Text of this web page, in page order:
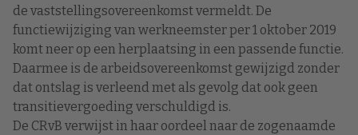
de vaststellingsovereenkomst vermeldt. De
functiewijziging van werkneemster per 1 oktober 2019
komt neer op een herplaatsing in een passende functie.
Daarmee is de arbeidsovereenkomst gewijzigd zonder
dat ontslag is verleend met als gevolg dat ook geen
transitievergoeding verschuldigd is.
De CRvB verwijst in haar oordeel naar de zogenaamde